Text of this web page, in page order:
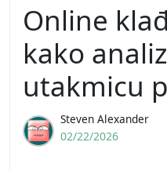
Online
kako
utakmicu
Steven Alexander
02/22/2026